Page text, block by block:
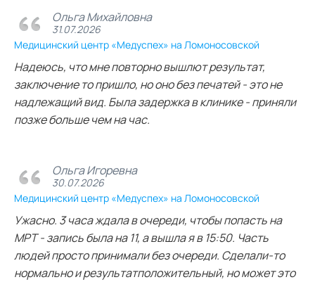
Ольга Михайловна
31.07.2026
Медицинский центр «Медуспех» на Ломоносовской
Надеюсь, что мне повторно вышлют результат,
заключение то пришло, но оно без печатей - это не
надлежащий вид. Была задержка в клинике - приняли
позже больше чем на час.
Ольга Игоревна
30.07.2026
Медицинский центр «Медуспех» на Ломоносовской
Ужасно. 3 часа ждала в очереди, чтобы попасть на
МРТ - запись была на 11, а вышла я в 15:50. Часть
людей просто принимали без очереди. Сделали-то
нормально и результатположительный, но может это